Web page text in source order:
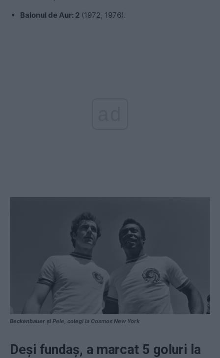
Balonul de Aur: 2 (1972, 1976).
Beckenbauer și Pele, colegi la Cosmos New York
Deși fundaș, a marcat 5 goluri la